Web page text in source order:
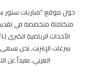
حول موقع "مباريات ستور
متكاملة متخصصة في تقديم
سرعات الإنترنت. نحن
العربي، بعيداً عن